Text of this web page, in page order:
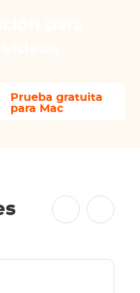
Prueba gratuita
para Mac